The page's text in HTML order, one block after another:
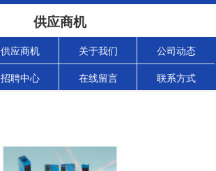
供应商机
供应商机 关于我们 公司动态
招聘中心 在线留言 联系方式